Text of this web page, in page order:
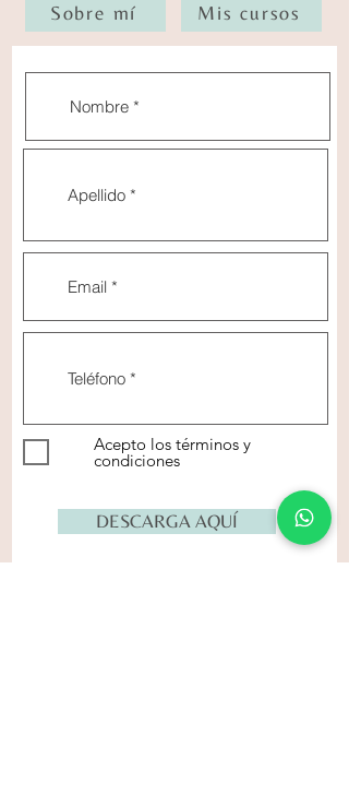
Sobre mí Mis cursos
Acepto los términos y
condiciones
DESCARGA AQUÍ